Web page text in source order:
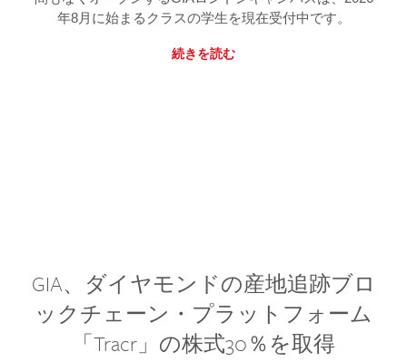
年8月に始まるクラスの学生を現在受付中です。
続きを読む
GIA、ダイヤモンドの産地追跡ブロ
ックチェーン・プラットフォーム
「Tracr」の株式30％を取得